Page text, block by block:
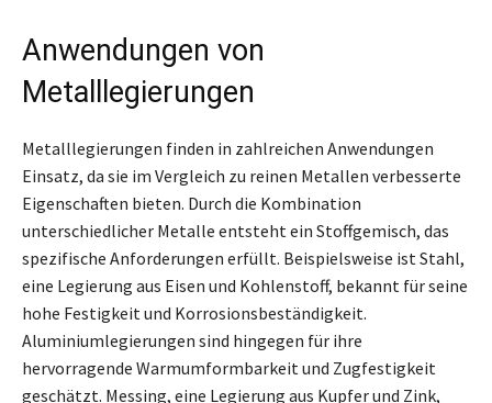
Anwendungen von
Metalllegierungen
Metalllegierungen finden in zahlreichen Anwendungen
Einsatz, da sie im Vergleich zu reinen Metallen verbesserte
Eigenschaften bieten. Durch die Kombination
unterschiedlicher Metalle entsteht ein Stoffgemisch, das
spezifische Anforderungen erfüllt. Beispielsweise ist Stahl,
eine Legierung aus Eisen und Kohlenstoff, bekannt für seine
hohe Festigkeit und Korrosionsbeständigkeit.
Aluminiumlegierungen sind hingegen für ihre
hervorragende Warmumformbarkeit und Zugfestigkeit
geschätzt. Messing, eine Legierung aus Kupfer und Zink,